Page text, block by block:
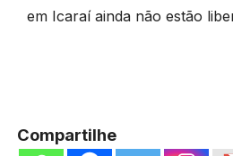
em Icaraí ainda não estão
Compartilhe